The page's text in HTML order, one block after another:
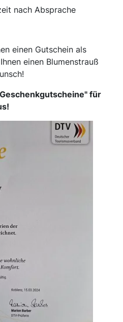
nach Absprache
einen Gutschein als
einen Blumenstrauß
für